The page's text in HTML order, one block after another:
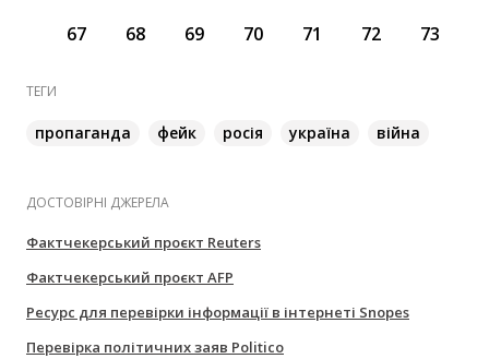
67
68 69 70 71 72 73
ТЕГИ
пропаганда фейк росія україна війна
ДОСТОВІРНІ ДЖЕРЕЛА
Фактчекерський проєкт Reuters
Фактчекерський проєкт AFP
Ресурс для перевірки інформації в інтернеті Snopes
Перевірка політичних заяв Politico